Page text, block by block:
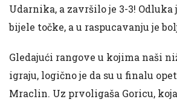
Udarnika, a završilo je 3-3! Odluka
bijele točke, a u raspucavanju je
Gledajući rangove u kojima naši
igraju, logično je da su u finalu
Mraclin. Uz prvoligaša Goricu,